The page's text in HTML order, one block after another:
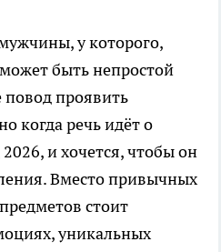
у которого,
быть непростой
повод проявить
когда речь идёт о
и хочется, чтобы он
Вместо привычных
стоит
уникальных